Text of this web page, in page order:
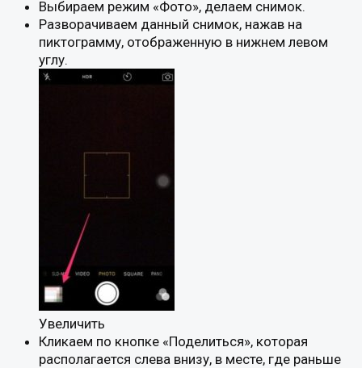
Выбираем режим «Фото», делаем снимок.
Разворачиваем данный снимок, нажав на
пиктограмму, отображенную в нижнем левом
углу.
Увеличить
Кликаем по кнопке «Поделиться», которая
располагается слева внизу, в месте, где раньше